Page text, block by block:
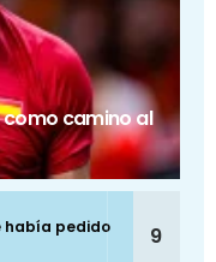
como camino al
había pedido
9